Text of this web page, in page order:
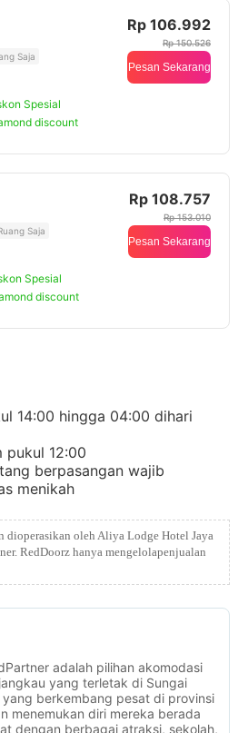
Saja
Spesial
discount
Rp 106.992
Rp 150.526
Pesan Sekarang
Saja
Spesial
discount
Rp 108.757
Rp 153.010
Pesan Sekarang
14:00 hingga 04:00 dihari
pukul 12:00
berpasangan wajib
menikah
oleh Aliya Lodge Hotel Jaya
RedDoorz hanya mengelolapenjualan
adalah pilihan akomodasi
yang terletak di Sungai
berkembang pesat di provinsi
menemukan diri mereka berada
dengan berbagai atraksi, sekolah,